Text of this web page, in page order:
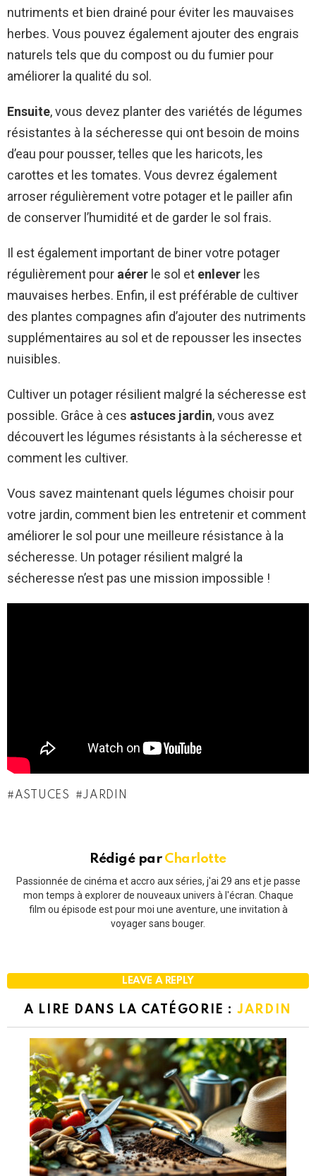
nutriments et bien drainé pour éviter les mauvaises
herbes. Vous pouvez également ajouter des engrais
naturels tels que du compost ou du fumier pour
améliorer la qualité du sol.
Ensuite, vous devez planter des variétés de légumes
résistantes à la sécheresse qui ont besoin de moins
d’eau pour pousser, telles que les haricots, les
carottes et les tomates. Vous devrez également
arroser régulièrement votre potager et le pailler afin
de conserver l’humidité et de garder le sol frais.
Il est également important de biner votre potager
régulièrement pour aérer le sol et enlever les
mauvaises herbes. Enfin, il est préférable de cultiver
des plantes compagnes afin d’ajouter des nutriments
supplémentaires au sol et de repousser les insectes
nuisibles.
Cultiver un potager résilient malgré la sécheresse est
possible. Grâce à ces astuces jardin, vous avez
découvert les légumes résistants à la sécheresse et
comment les cultiver.
Vous savez maintenant quels légumes choisir pour
votre jardin, comment bien les entretenir et comment
améliorer le sol pour une meilleure résistance à la
sécheresse. Un potager résilient malgré la
sécheresse n’est pas une mission impossible !
ASTUCES JARDIN
Rédigé par Charlotte
Passionnée de cinéma et accro aux séries, j'ai 29 ans et je passe
mon temps à explorer de nouveaux univers à l'écran. Chaque
film ou épisode est pour moi une aventure, une invitation à
voyager sans bouger.
LEAVE A REPLY
A LIRE DANS LA CATÉGORIE :JARDIN